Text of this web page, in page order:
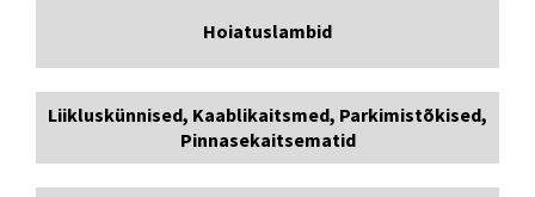
Hoiatuslambid
Liikluskünnised, Kaablikaitsmed, Parkimistõkised,
Pinnasekaitsematid